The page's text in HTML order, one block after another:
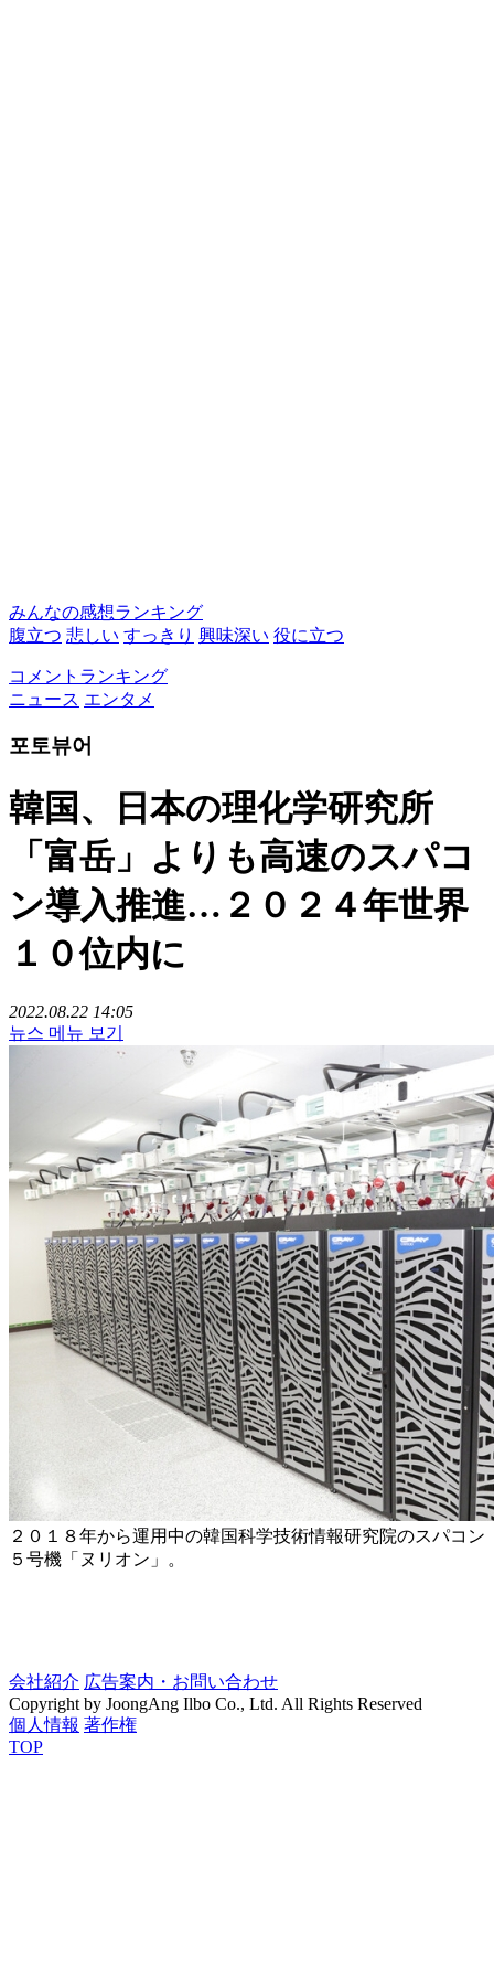
みんなの感想ランキング
腹立つ 悲しい すっきり 興味深い 役に立つ
コメントランキング
ニュース エンタメ
포토뷰어
韓国、日本の理化学研究所
「富岳」よりも高速のスパコ
ン導入推進…２０２４年世界
１０位内に
2022.08.22 14:05
뉴스 메뉴 보기
２０１８年から運用中の韓国科学技術情報研究院のスパコン
５号機「ヌリオン」。
会社紹介 広告案内・お問い合わせ
Copyright by JoongAng Ilbo Co., Ltd. All Rights Reserved
個人情報 著作権
TOP